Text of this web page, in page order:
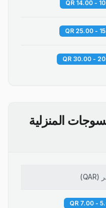
10.00
20.00
المنزلية
(
QAR
)
5.00